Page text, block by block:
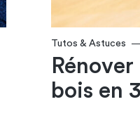
Tutos & Astuces
bois en